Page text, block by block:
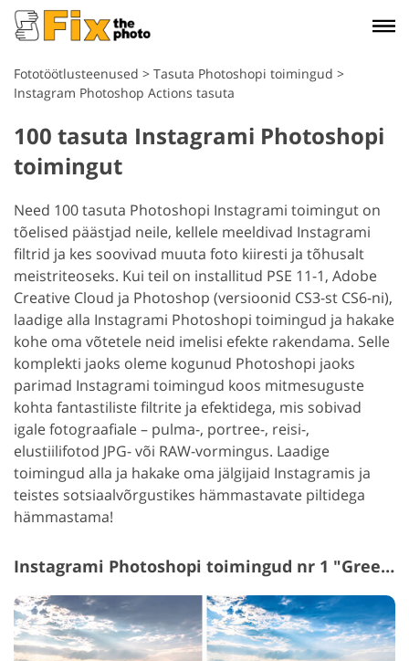
Fototöötlusteenused > Tasuta Photoshopi toimingud >
Instagram Photoshop Actions tasuta
100 tasuta Instagrami Photoshopi
toimingut
Need 100 tasuta Photoshopi Instagrami toimingut on
tõelised päästjad neile, kellele meeldivad Instagrami
filtrid ja kes soovivad muuta foto kiiresti ja tõhusalt
meistriteoseks. Kui teil on installitud PSE 11-1, Adobe
Creative Cloud ja Photoshop (versioonid CS3-st CS6-ni),
laadige alla Instagrami Photoshopi toimingud ja hakake
kohe oma võtetele neid imelisi efekte rakendama. Selle
komplekti jaoks oleme kogunud Photoshopi jaoks
parimad Instagrami toimingud koos mitmesuguste
kohta fantastiliste filtrite ja efektidega, mis sobivad
igale fotograafiale – pulma-, portree-, reisi-,
elustiilifotod JPG- või RAW-vormingus. Laadige
toimingud alla ja hakake oma jälgijaid Instagramis ja
teistes sotsiaalvõrgustikes hämmastavate piltidega
hämmastama!
Instagrami Photoshopi toimingud nr 1 "Green Shadow"